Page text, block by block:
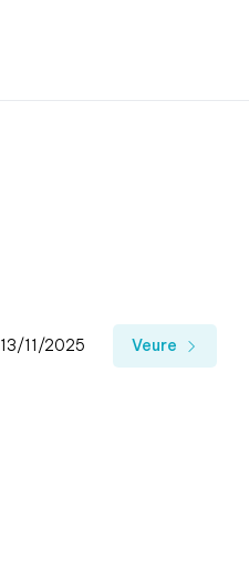
13/11/2025 Veure